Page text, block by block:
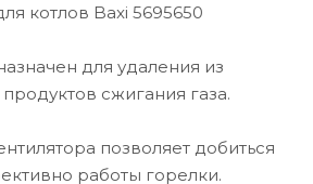
котлов Baxi 5695650
для удаления из
сжигания газа.
позволяет добиться
работы горелки.